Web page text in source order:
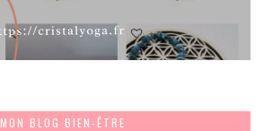
MON BLOG BIEN-ÊTRE